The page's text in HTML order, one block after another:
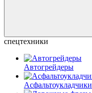
спецтехники
Автогрейдеры
Асфальто­укладчики